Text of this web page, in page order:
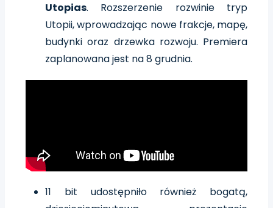
Utopias. Rozszerzenie rozwinie tryp
Utopii, wprowadzając nowe frakcje, mapę,
budynki oraz drzewka rozwoju. Premiera
zaplanowana jest na 8 grudnia.
11 bit udostępniło również bogatą,